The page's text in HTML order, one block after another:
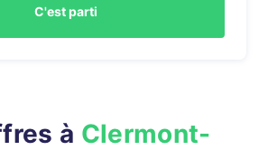
C'est parti
à Clermont-